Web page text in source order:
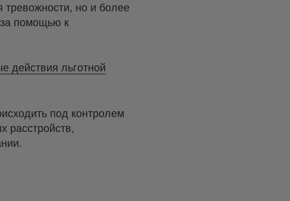
тревожности, но и более
помощью к
действия льготной
под контролем
расстройств,